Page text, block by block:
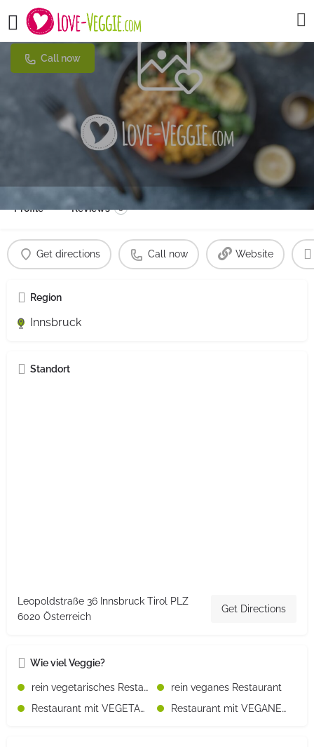
Restaurant Olive
Call now
Profile Reviews 0
Get directions Call now Website
Region
Innsbruck
Standort
Leopoldstraße 36 Innsbruck Tirol PLZ
6020 Österreich
Get Directions
Wie viel Veggie?
rein vegetarisches Restaurant
rein veganes Restaurant
Restaurant mit VEGETARISCHEN Speisen
Restaurant mit VEGANEN Speisen